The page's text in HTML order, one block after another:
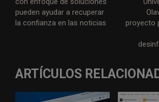
pueden ayudar a recuperar
la confianza en las noticias
proyecto
ARTÍCULOS